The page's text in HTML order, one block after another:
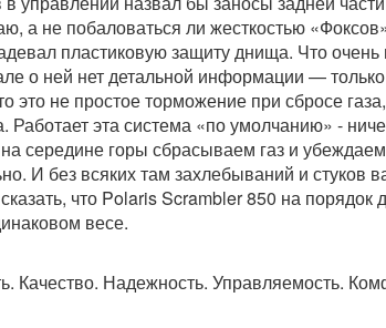
а не побаловаться ли жесткостью
пластиковую защиту днища. Что очень
о ней нет детальной информации — только
это не простое торможение при сбросе
Работает эта система «по умолчанию» -
середине горы сбрасываем газ и
И без всяких там захлебываний и стуков
что Polaris Scrambler 850 на
весе.
Качество. Надежность. Управляемость.